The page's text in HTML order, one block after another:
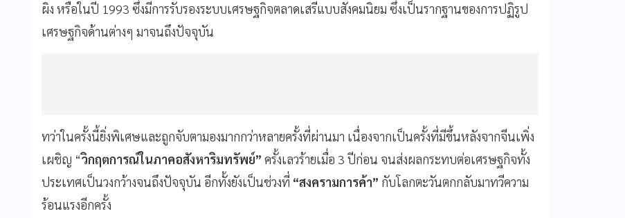
ผิง หรือในปี 1993 ซึ่งมีการรับรองระบบเศรษฐกิจตลาดเสรีแบบสังคมนิยม ซึ่งเป็นรากฐานของการปฏิรูป
เศรษฐกิจด้านต่างๆ มาจนถึงปัจจุบัน
ทว่าในครั้งนี้ยิ่งพิเศษและถูกจับตามองมากกว่าหลายครั้งที่ผ่านมา เนื่องจากเป็นครั้งที่มีขึ้นหลังจากจีนเพิ่ง
เผชิญ “วิกฤตการณ์ในภาคอสังหาริมทรัพย์” ครั้งเลวร้ายเมื่อ 3 ปีก่อน จนส่งผลกระทบต่อเศรษฐกิจทั้ง
ประเทศเป็นวงกว้างจนถึงปัจจุบัน อีกทั้งยังเป็นช่วงที่ “สงครามการค้า” กับโลกตะวันตกกลับมาทวีความ
ร้อนแรงอีกครั้ง